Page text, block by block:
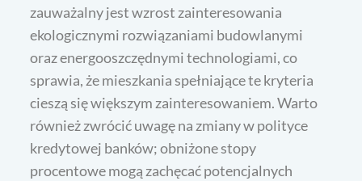
zauważalny jest wzrost zainteresowania
ekologicznymi rozwiązaniami budowlanymi
oraz energooszczędnymi technologiami, co
sprawia, że mieszkania spełniające te kryteria
cieszą się większym zainteresowaniem. Warto
również zwrócić uwagę na zmiany w polityce
kredytowej banków; obniżone stopy
procentowe mogą zachęcać potencjalnych